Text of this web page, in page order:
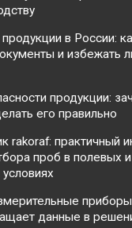
в России:
и избежать
продукции:
его правильно
rakoraf: практичный
проб в полевых и
данные в